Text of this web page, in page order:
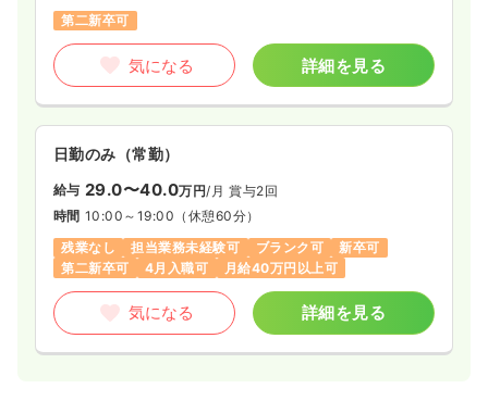
第二新卒可
気になる 詳細を見る
日勤のみ（常勤）
給与 29.0〜40.0万円/月 賞与2回
時間 10:00～19:00 （休憩60分）
残業なし
担当業務未経験可 ブランク可
新卒可
第二新卒可
4月入職可 月給40万円以上可
気になる 詳細を見る